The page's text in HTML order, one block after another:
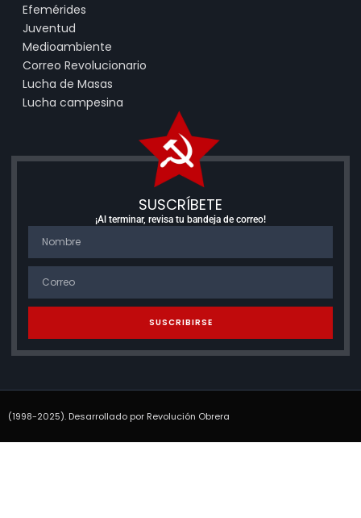
Efemérides
Juventud
Medioambiente
Correo Revolucionario
Lucha de Masas
Lucha campesina
SUSCRÍBETE
¡Al terminar, revisa tu bandeja de correo!
SUSCRIBIRSE
(1998-2025). Desarrollado por Revolución Obrera